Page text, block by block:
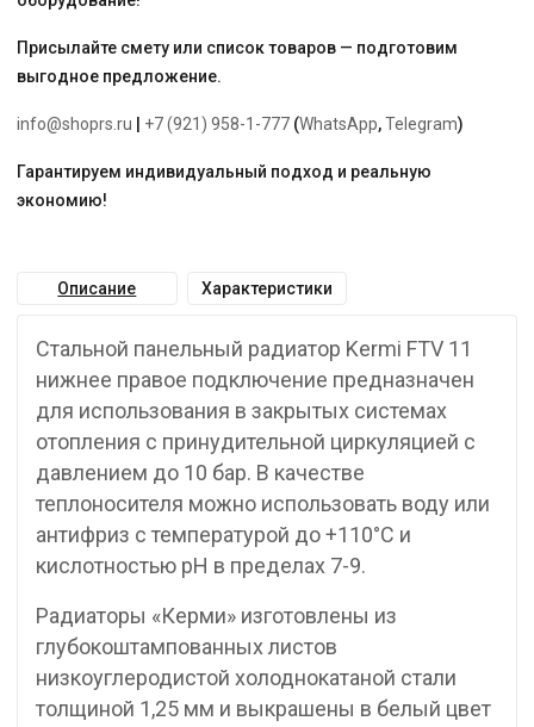
Присылайте смету или список товаров — подготовим
выгодное предложение.
info@shoprs.ru +7 (921) 958-1-777 (WhatsApp,Telegram)
Гарантируем индивидуальный подход и реальную
экономию!
Описание Характеристики
Стальной панельный радиатор Kermi FTV 11
нижнее правое подключение предназначен
для использования в закрытых системах
отопления с принудительной циркуляцией с
давлением до 10 бар. В качестве
теплоносителя можно использовать воду или
антифриз с температурой до +110°C и
кислотностью pH в пределах 7-9.
Радиаторы «Керми» изготовлены из
глубокоштампованных листов
низкоуглеродистой холоднокатаной стали
толщиной 1,25 мм и выкрашены в белый цвет